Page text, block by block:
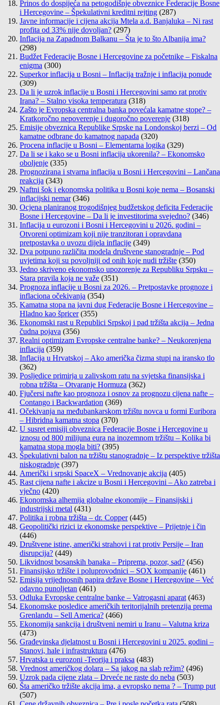
Prinos do dospijeća na petogodišnje obveznice Federacije Bosne
i Hercegovine – Špekulativni kreditni rejting (287)
Javne informacije i cijena akcija Mtela a.d. Banjaluka – Ni rast
profita od 33% nije dovoljan? (297)
Inflacija na Zapadnom Balkanu – Šta je to što Albanija ima?
(298)
Budžet Federacije Bosne i Hercegovine za početnike – Fiskalna
enigma (300)
Superkor inflacija u Bosni – Inflacija tražnje i inflacija ponude
(309)
Da li je uzrok inflacije u Bosni i Hercegovini samo rat protiv
Irana? – Stalno visoka temperatura (318)
Zašto je Evropska centralna banka povećala kamatne stope? –
Kratkoročno nepoverenje i dugoročno poverenje (318)
Emisije obveznica Republike Srpske na Londonskoj berzi – Od
kamatne odbrane do kamatnog napada (320)
Procena inflacije u Bosni – Elementarna logika (329)
Da li se i kako se u Bosni inflacija ukorenila? – Ekonomsko
oboljenje (335)
Prognozirana i stvarna inflacija u Bosni i Hercegovini – Lančana
reakcija (343)
Naftni šok i ekonomska politika u Bosni koje nema – Bosanski
inflacijski nemar (346)
Ocjena planiranog trogodišnjeg budžetskog deficita Federacije
Bosne i Hercegovine – Da li je investitorima svejedno? (346)
Inflacija u eurozoni i Bosni i Hercegovini u 2026. godini –
Otvoreni optimizam koji nije tranzitoran i opravdana
pretpostavka o uvozu dijela inflacije (349)
Dva potpuno različita modela društvene stanogradnje – Pod
uvjetima koji su povoljniji od onih koje nudi tržište (350)
Jedno skriveno ekonomsko upozorenje za Republiku Srpsku –
Stara pravila koja ne važe (351)
Prognoza inflacije u Bosni za 2026. – Pretpostavke prognoze i
inflaciona očekivanja (354)
Kamatna stopa na javni dug Federacije Bosne i Hercegovine –
Hladno kao špricer (355)
Ekonomski rast u Republici Srpskoj i pad tržišta akcija – Jedna
čudna pojava (356)
Realni optimizam Evropske centralne banke? – Neukorenjena
inflacija (359)
Inflacija u Hrvatskoj – Ako američka čizma stupi na iransko tlo
(362)
Posljedice primirja u zalivskom ratu na svjetska finansijska i
robna tržišta – Otvaranje Hormuza (362)
Fjučersi nafte kao prognoza i osnov za prognozu cijena nafte –
Contango i Backwardation (369)
Očekivanja na međubankarskom tržištu novca u formi Euribora
– Hibridna kamatna stopa (370)
U susret emisiji obveznica Federacije Bosne i Hercegovine u
iznosu od 800 milijuna eura na inozemnom tržištu – Kolika bi
kamatna stopa mogla biti? (395)
Špekulativni balon na tržištu stanogradnje – Iz perspektive tržišta
niskogradnje (397)
Američki i srpski SpaceX – Vrednovanje akcija (405)
Rast cijena nafte i akcize u Bosni i Hercegovini – Ako zatreba i
vječno (420)
Ekonomska alhemija globalne ekonomije – Finansijski i
industrijski metal (431)
Politika i robna tržišta – dr. Copper (445)
Geopolitički rizici iz ekonomske perspektive – Prijetnje i čin
(446)
Društvene istine, američki strahovi i rat protiv Persije – Iran
disrupcija? (449)
Likvidnost bosanskih banaka – Priprema, pozor, sad? (456)
Finansijsko tržište i poluprovodnici – SOX kompanije (461)
Emisija vrijednosnih papira države Bosne i Hercegovine – Već
odavno punoljetan (461)
Odluka Evropske centralne banke – Vatrogasni aparat (463)
Ekonomske posledice američkih teritorijalnih pretenzija prema
Grenlandu – Sell America? (466)
Ekonomija sankcija i društveni nemiri u Iranu – Valutna kriza
(473)
Građevinska djelatnost u Bosni i Hercegovini u 2025. godini –
Stanovi, hale i infrastruktura (476)
Hrvatska u eurozoni -Teorija i praksa (483)
Vrednost američkog dolara – Sa jakog na slab režim? (496)
Uzrok pada cijene zlata – Drveće ne raste do neba (503)
Šta američko tržište akcija ima, a evropsko nema ? – Trump put
(507)